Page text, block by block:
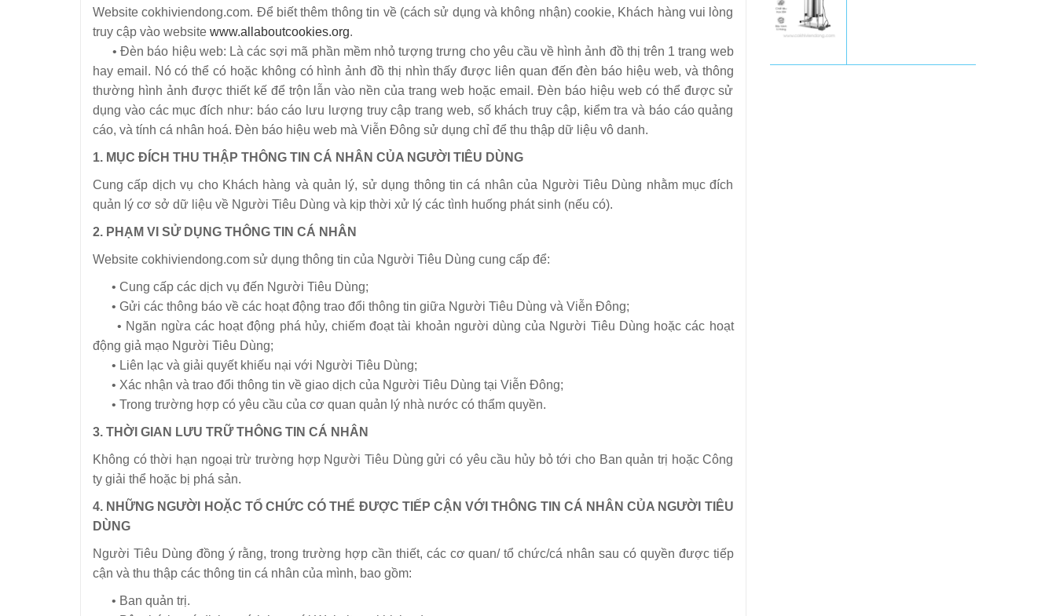
Website cokhiviendong.com. Để biết thêm thông tin về (cách sử dụng và không nhận) cookie, Khách hàng vui lòng
truy cập vào website www.allaboutcookies.org.
• Đèn báo hiệu web: Là các sợi mã phần mềm nhỏ tượng trưng cho yêu cầu về hình ảnh đồ thị trên 1 trang web
hay email. Nó có thể có hoặc không có hình ảnh đồ thị nhìn thấy được liên quan đến đèn báo hiệu web, và thông
thường hình ảnh được thiết kế để trộn lẫn vào nền của trang web hoặc email. Đèn báo hiệu web có thể được sử
dụng vào các mục đích như: báo cáo lưu lượng truy cập trang web, số khách truy cập, kiểm tra và báo cáo quảng
cáo, và tính cá nhân hoá. Đèn báo hiệu web mà Viễn Đông sử dụng chỉ để thu thập dữ liệu vô danh.
1. MỤC ĐÍCH THU THẬP THÔNG TIN CÁ NHÂN CỦA NGƯỜI TIÊU DÙNG
Cung cấp dịch vụ cho Khách hàng và quản lý, sử dụng thông tin cá nhân của Người Tiêu Dùng nhằm mục đích
quản lý cơ sở dữ liệu về Người Tiêu Dùng và kịp thời xử lý các tình huống phát sinh (nếu có).
2. PHẠM VI SỬ DỤNG THÔNG TIN CÁ NHÂN
Website cokhiviendong.com sử dụng thông tin của Người Tiêu Dùng cung cấp để:
• Cung cấp các dịch vụ đến Người Tiêu Dùng;
• Gửi các thông báo về các hoạt động trao đổi thông tin giữa Người Tiêu Dùng và Viễn Đông;
• Ngăn ngừa các hoạt động phá hủy, chiếm đoạt tài khoản người dùng của Người Tiêu Dùng hoặc các hoạt
động giả mạo Người Tiêu Dùng;
• Liên lạc và giải quyết khiếu nại với Người Tiêu Dùng;
• Xác nhận và trao đổi thông tin về giao dịch của Người Tiêu Dùng tại Viễn Đông;
• Trong trường hợp có yêu cầu của cơ quan quản lý nhà nước có thẩm quyền.
3. THỜI GIAN LƯU TRỮ THÔNG TIN CÁ NHÂN
Không có thời hạn ngoại trừ trường hợp Người Tiêu Dùng gửi có yêu cầu hủy bỏ tới cho Ban quản trị hoặc Công
ty giải thể hoặc bị phá sản.
4. NHỮNG NGƯỜI HOẶC TỔ CHỨC CÓ THỂ ĐƯỢC TIẾP CẬN VỚI THÔNG TIN CÁ NHÂN CỦA NGƯỜI TIÊU
DÙNG
Người Tiêu Dùng đồng ý rằng, trong trường hợp cần thiết, các cơ quan/ tổ chức/cá nhân sau có quyền được tiếp
cận và thu thập các thông tin cá nhân của mình, bao gồm:
• Ban quản trị.